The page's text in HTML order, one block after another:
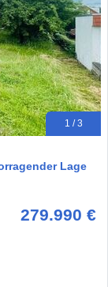
1 / 3
Lage
279.990 €